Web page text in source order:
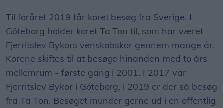
Til foråret 2019 får koret besøg fra Sverige. I
Göteborg holder koret Ta Ton til, som har været
Fjerritslev Bykors venskabskor gennem mange år.
Korene skiftes til at besøge hinanden med to års
mellemrum - første gang i 2001. I 2017 var
Fjerritslev Bykor i Göteborg, i 2019 er der så besøg
fra Ta Ton. Besøget munder gerne ud i en offentlig